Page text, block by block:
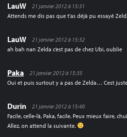
LauW
21 janvier 2012 à 15:31
Attends me dis pas que t’as déjà pu essayé
LauW
21 janvier 2012 à 15:32
ah bah nan Zelda c’est pas de chez Ubi, oublie
Paka
21 janvier 2012 à 15:35
Oui et puis surtout y a pas de Zelda… Cest
Durin
21 janvier 2012 à 15:40
Facile, celle-là, Paka, facile. Peux mieux faire,
Allez, on attend la suivante.